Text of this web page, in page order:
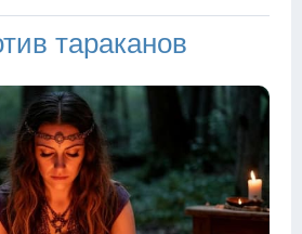
тараканов